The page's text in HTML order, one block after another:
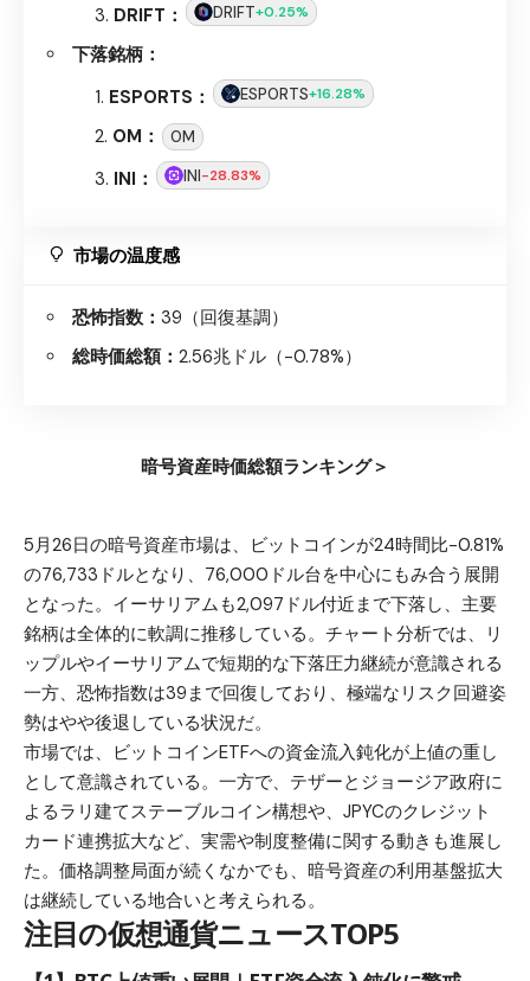
DRIFT： DRIFT+0.25%
下落銘柄：
ESPORTS：
ESPORTS+16.28%
OM： OM
INI： INI-28.83%
市場の温度感
恐怖指数： 39（回復基調）
総時価総額： 2.56兆ドル（-0.78%）
暗号資産時価総額ランキング＞
5月26日の暗号資産市場は、ビットコインが24時間比-0.81%
の76,733ドルとなり、76,000ドル台を中心にもみ合う展開
となった。イーサリアムも2,097ドル付近まで下落し、主要
銘柄は全体的に軟調に推移している。チャート分析では、リ
ップルやイーサリアムで短期的な下落圧力継続が意識される
一方、恐怖指数は39まで回復しており、極端なリスク回避姿
勢はやや後退している状況だ。
市場では、ビットコインETFへの資金流入鈍化が上値の重し
として意識されている。一方で、テザーとジョージア政府に
よるラリ建てステーブルコイン構想や、JPYCのクレジット
カード連携拡大など、実需や制度整備に関する動きも進展し
た。価格調整局面が続くなかでも、暗号資産の利用基盤拡大
は継続している地合いと考えられる。
注目の仮想通貨ニュースTOP5